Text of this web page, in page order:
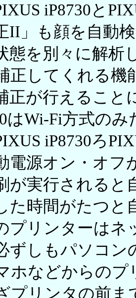
iP8730と
II」も顔を自動
態を別々に解析
正してくれる機
正が行えること
はWi-Fi方式の
iP8730ろ
電源オン・オフ
が実行されると
た時間がたつと
プリンターはネ
ずしもパソコン
ホなどからのプ
プリンタの前ま